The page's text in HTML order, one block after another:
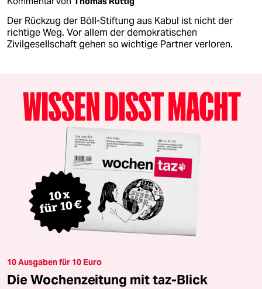
Der Rückzug der Böll-Stiftung aus Kabul ist nicht der
richtige Weg. Vor allem der demokratischen
Zivilgesellschaft gehen so wichtige Partner verloren.
10 Ausgaben für 10 Euro
Die Wochenzeitung mit taz-Blick